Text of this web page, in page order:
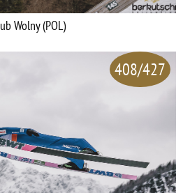
Wolny (POL)
408/427